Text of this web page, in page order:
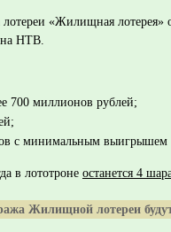
«Жилищная
на НТВ.
700 миллионов рублей;
с минимальным выигрышем
в лототроне останется 4
Жилищной лотереи